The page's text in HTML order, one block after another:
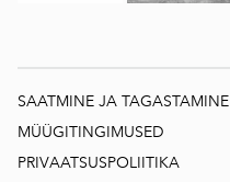
SAATMINE JA TAGASTAMINE
MÜÜGITINGIMUSED
PRIVAATSUSPOLIITIKA